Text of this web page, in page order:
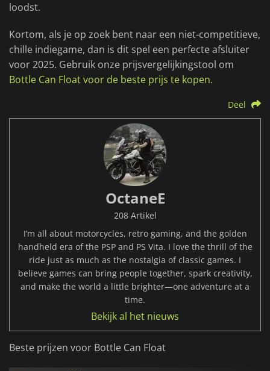
loodst.
Kortom, als je op zoek bent naar een niet-competitieve,
chille indiegame, dan is dit spel een perfecte afsluiter
voor 2025. Gebruik onze prijsvergelijkingstool om
Bottle Can Float voor de beste prijs te kopen.
Deel
OctaneE
208 Artikel
I’m all about motorcycles, retro gaming, and the golden
handheld era of the PSP and PS Vita. I love the thrill of the
ride just as much as the nostalgia of classic games. I
believe games can bring people together, spark creativity,
and make the world a little brighter—one adventure at a
time.
Bekijk al het nieuws
Beste prijzen voor Bottle Can Float